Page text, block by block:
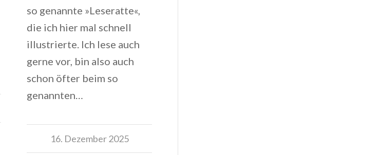
so genannte »Leseratte«,
die ich hier mal schnell
illustrierte. Ich lese auch
gerne vor, bin also auch
schon öfter beim so
genannten…
16. Dezember 2025